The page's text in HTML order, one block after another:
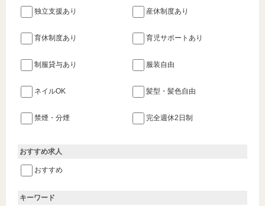
独立支援あり 産休制度あり
育休制度あり 育児サポートあり
制服貸与あり 服装自由
ネイルOK 髪型・髪色自由
禁煙・分煙 完全週休2日制
おすすめ求人
おすすめ
キーワード